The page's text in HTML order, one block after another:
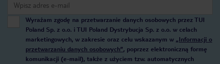
Wyrażam zgodę na przetwarzanie danych osobowych przez TUI
Poland Sp. z o.o. i TUI Poland Dystrybucja Sp. z o.o. w celach
marketingowych, w zakresie oraz celu wskazanym w „Informacji o
przetwarzaniu danych osobowych”, poprzez elektroniczną formę
komunikacji (e-mail), także z użyciem tzw. automatycznych